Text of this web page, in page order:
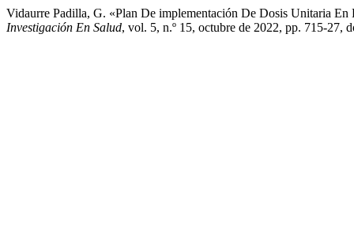
Vidaurre Padilla, G. «Plan De implementación De Dosis Unitaria
Investigación En Salud, vol. 5, n.º 15, octubre de 2022, pp. 715-27,